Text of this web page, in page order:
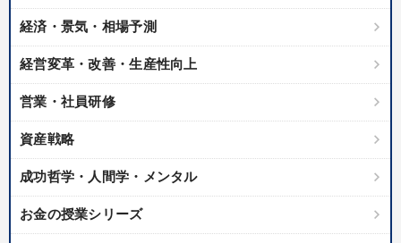
経済・景気・相場予測
経営変革・改善・生産性向上
営業・社員研修
資産戦略
成功哲学・人間学・メンタル
お金の授業シリーズ